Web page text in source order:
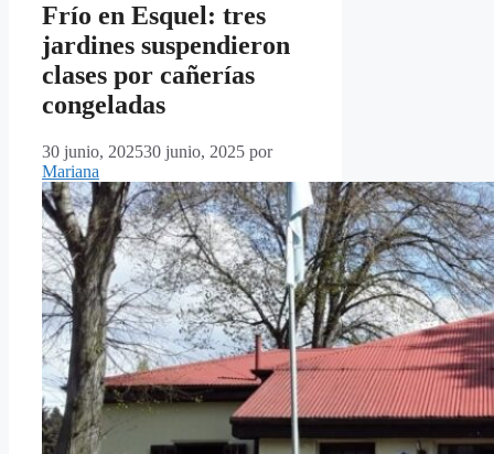
Frío en Esquel: tres
jardines suspendieron
clases por cañerías
congeladas
30 junio, 202530 junio, 2025 por
Mariana